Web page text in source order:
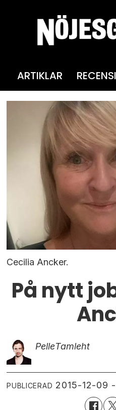
ARTIKLAR
Cecilia Ancker.
På nytt
PelleTamleht
PUBLICERAD 2015-12-09